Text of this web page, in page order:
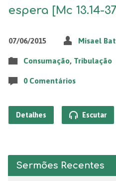
espera [Mc 13.14-
07/06/2015 Misael
Consumação, Tribulação
0 Comentários
Detalhes Escutar
Sermões Recentes